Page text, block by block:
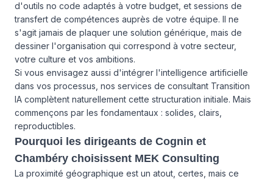
d'outils no code adaptés à votre budget, et sessions de
transfert de compétences auprès de votre équipe. Il ne
s'agit jamais de plaquer une solution générique, mais de
dessiner l'organisation qui correspond à votre secteur,
votre culture et vos ambitions.
Si vous envisagez aussi d'intégrer l'intelligence artificielle
dans vos processus, nos services de consultant Transition
IA complètent naturellement cette structuration initiale. Mais
commençons par les fondamentaux : solides, clairs,
reproductibles.
Pourquoi les dirigeants de Cognin et
Chambéry choisissent MEK Consulting
La proximité géographique est un atout, certes, mais ce